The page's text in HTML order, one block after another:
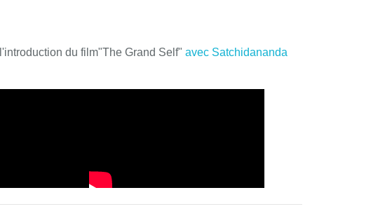
du film"The Grand Self" avec Satchidananda